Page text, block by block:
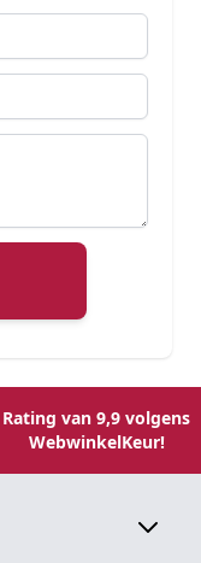
Rating van 9,9 volgens
WebwinkelKeur!